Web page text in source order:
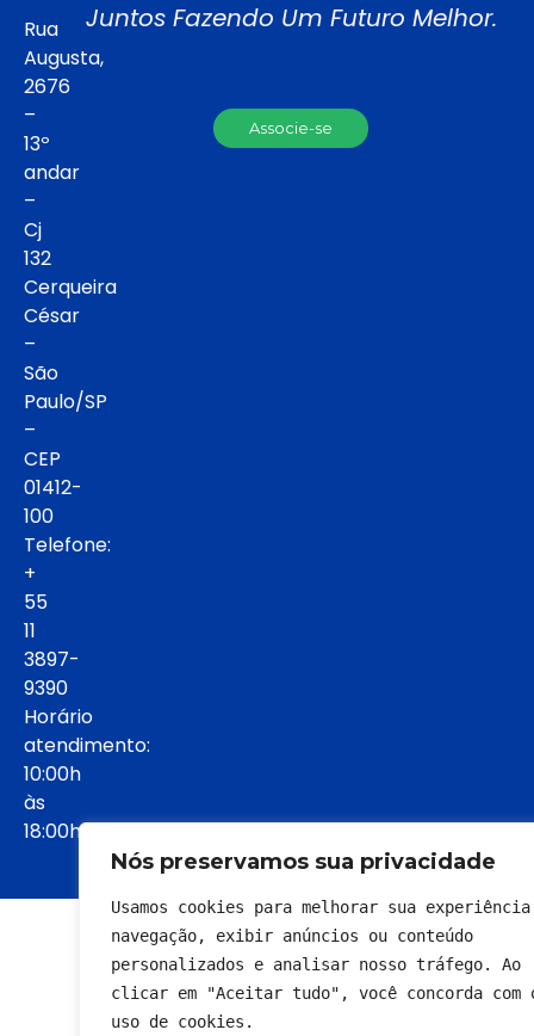
Nós preservamos sua privacidade
Usamos cookies para melhorar sua
navegação, exibir anúncios ou conteúdo
personalizados e analisar nosso tráfego. Ao
clicar em "Aceitar tudo", você concorda com
uso de cookies.
Rua
Augusta,
2676
–
13º
andar
–
Cj
132
Cerqueira
César
–
São
Paulo/SP
–
CEP
01412-
100
Telefone:
+
55
11
3897-
9390
Horário
atendimento:
10:00h
às
18:00h:
Juntos Fazendo Um Futuro Melhor.
Associe-se
© 2022 - Todos os direitos reservados